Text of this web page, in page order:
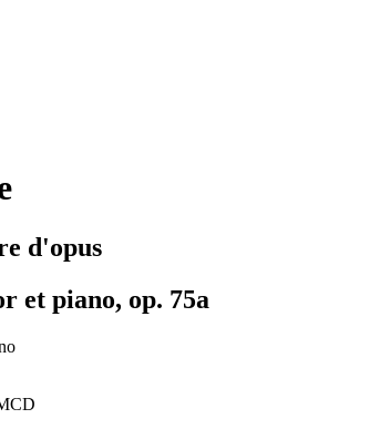
d'opus
et piano, op. 75a